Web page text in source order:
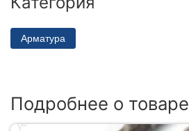
Арматура
Подробнее о товаре